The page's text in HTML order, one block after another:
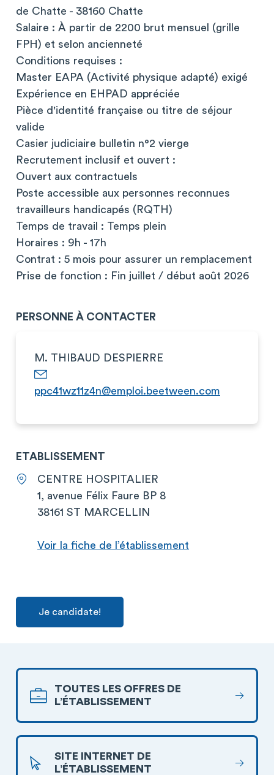
de Chatte - 38160 Chatte
Salaire : À partir de 2200 brut mensuel (grille
FPH) et selon ancienneté
Conditions requises :
Master EAPA (Activité physique adapté) exigé
Expérience en EHPAD appréciée
Pièce d'identité française ou titre de séjour
valide
Casier judiciaire bulletin n°2 vierge
Recrutement inclusif et ouvert :
Ouvert aux contractuels
Poste accessible aux personnes reconnues
travailleurs handicapés (RQTH)
Temps de travail : Temps plein
Horaires : 9h - 17h
Contrat : 5 mois pour assurer un remplacement
Prise de fonction : Fin juillet / début août 2026
PERSONNE À CONTACTER
M. THIBAUD DESPIERRE
ppc41wz11z4n@emploi.beetween.com
ETABLISSEMENT
CENTRE HOSPITALIER
1, avenue Félix Faure BP 8
38161 ST MARCELLIN
Voir la fiche de l’établissement
Je candidate!
TOUTES LES OFFRES DE
L’ÉTABLISSEMENT
SITE INTERNET DE
L’ÉTABLISSEMENT